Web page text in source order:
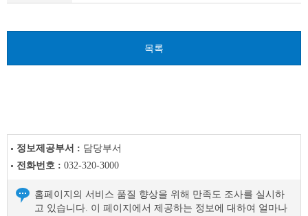
글
음
목록
정보제공부서 : 담당부서
전화번호 : 032-320-3000
홈페이지의 서비스 품질 향상을 위해 만족도 조사를 실시하
고 있습니다. 이 페이지에서 제공하는 정보에 대하여 얼마나